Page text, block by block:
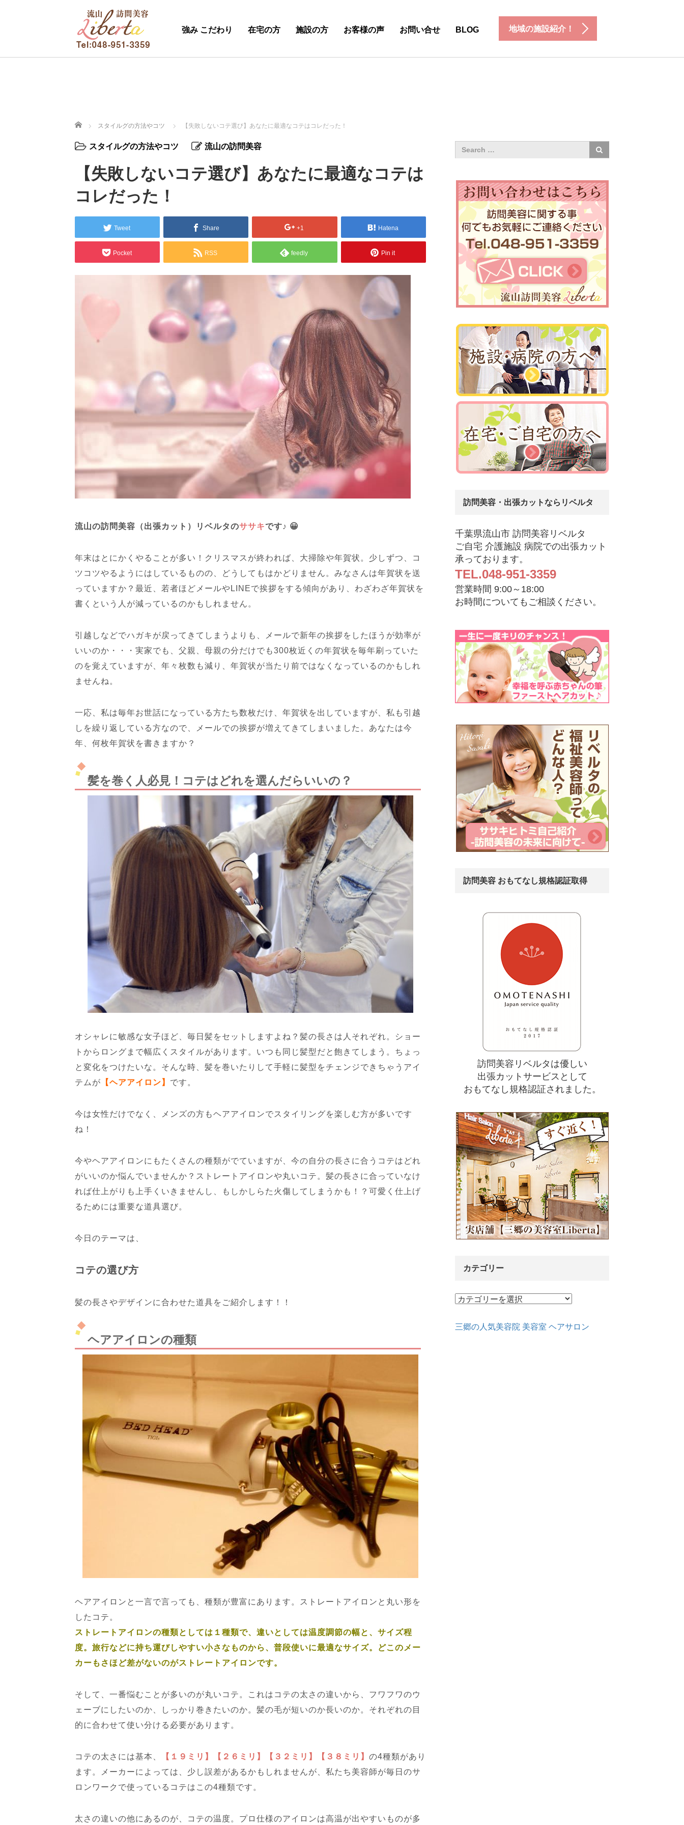
強み こだわり 在宅の方 施設の方 お客様の声 お問い合せ BLOG 地域の施設紹介！
ホーム スタイルグの方法やコツ 【失敗しないコテ選び】あなたに最適なコテはコレだった！
スタイルグの方法やコツ 流山の訪問美容
【失敗しないコテ選び】あなたに最適なコテは
コレだった！
Tweet Share +1 Hatena
Pocket RSS feedly Pin it
流山の訪問美容（出張カット）リベルタのササキです♪ 😀
年末はとにかくやることが多い！クリスマスが終われば、大掃除や年賀状。少しずつ、コ
ツコツやるようにはしているものの、どうしてもはかどりません。みなさんは年賀状を送
っていますか？最近、若者ほどメールやLINEで挨拶をする傾向があり、わざわざ年賀状を
書くという人が減っているのかもしれません。
引越しなどでハガキが戻ってきてしまうよりも、メールで新年の挨拶をしたほうが効率が
いいのか・・・実家でも、父親、母親の分だけでも300枚近くの年賀状を毎年刷っていた
のを覚えていますが、年々枚数も減り、年賀状が当たり前ではなくなっているのかもしれ
ませんね。
一応、私は毎年お世話になっている方たち数枚だけ、年賀状を出していますが、私も引越
しを繰り返している方なので、メールでの挨拶が増えてきてしまいました。あなたは今
年、何枚年賀状を書きますか？
髪を巻く人必見！コテはどれを選んだらいいの？
オシャレに敏感な女子ほど、毎日髪をセットしますよね？髪の長さは人それぞれ。ショー
トからロングまで幅広くスタイルがあります。いつも同じ髪型だと飽きてしまう。ちょっ
と変化をつけたいな。そんな時、髪を巻いたりして手軽に髪型をチェンジできちゃうアイ
テムが 【ヘアアイロン】 です。
今は女性だけでなく、メンズの方もヘアアイロンでスタイリングを楽しむ方が多いです
ね！
今やヘアアイロンにもたくさんの種類がでていますが、今の自分の長さに合うコテはどれ
がいいのか悩んでいませんか？ストレートアイロンや丸いコテ。髪の長さに合っていなけ
れば仕上がりも上手くいきませんし、もしかしらた火傷してしまうかも！？可愛く仕上げ
るためには重要な道具選び。
今日のテーマは、
コテの選び方
髪の長さやデザインに合わせた道具をご紹介します！！
ヘアアイロンの種類
ヘアアイロンと一言で言っても、種類が豊富にあります。ストレートアイロンと丸い形を
したコテ。
ストレートアイロンの種類としては１種類で、違いとしては温度調節の幅と、サイズ程
度。旅行などに持ち運びしやすい小さなものから、普段使いに最適なサイズ。どこのメー
カーもさほど差がないのがストレートアイロンです。
そして、一番悩むことが多いのが丸いコテ。これはコテの太さの違いから、フワフワのウ
ェーブにしたいのか、しっかり巻きたいのか。髪の毛が短いのか長いのか。それぞれの目
的に合わせて使い分ける必要があります。
コテの太さには基本、 【１９ミリ】【２６ミリ】【３２ミリ】【３８ミリ】 の4種類があり
ます。メーカーによっては、少し誤差があるかもしれませんが、私たち美容師が毎日のサ
ロンワークで使っているコテはこの4種類です。
太さの違いの他にあるのが、コテの温度。プロ仕様のアイロンは高温が出やすいものが多
訪問美容・出張カットならリベルタ
千葉県流山市 訪問美容リベルタ
ご自宅 介護施設 病院での出張カット
承っております。
TEL.048-951-3359
営業時間 9:00～18:00
お時間についてもご相談ください。
訪問美容 おもてなし規格認証取得
訪問美容リベルタは優しい
出張カットサービスとして
おもてなし規格認証されました。
カテゴリー
カ
リ
三郷の人気美容院 美容室 ヘアサロン